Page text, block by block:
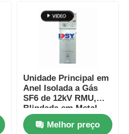
Unidade Principal em
Anel Isolada a Gás
SF6 de 12kV RMU,
Blindada em Metal,
para Redes de
Energia Urbanas
Melhor preço